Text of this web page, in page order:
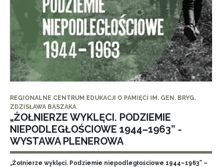
REGIONALNE CENTRUM EDUKACJI O PAMIĘCI IM. GEN. BRYG.
ZDZISŁAWA BASZAKA
„ŻOŁNIERZE WYKLĘCI. PODZIEMIE
NIEPODLEGŁOŚCIOWE 1944–1963” -
WYSTAWA PLENEROWA
„Żołnierze wyklęci. Podziemie niepodległościowe 1944–1963” –